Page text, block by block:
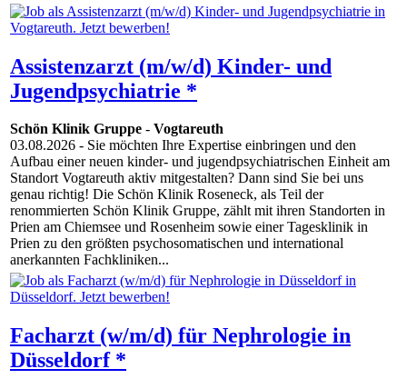
Assistenzarzt (m/w/d) Kinder- und
Jugendpsychiatrie *
Schön Klinik Gruppe - Vogtareuth
03.08.2026 - Sie möchten Ihre Expertise einbringen und den
Aufbau einer neuen kinder- und jugendpsychiatrischen Einheit am
Standort Vogtareuth aktiv mitgestalten? Dann sind Sie bei uns
genau richtig! Die Schön Klinik Roseneck, als Teil der
renommierten Schön Klinik Gruppe, zählt mit ihren Standorten in
Prien am Chiemsee und Rosenheim sowie einer Tagesklinik in
Prien zu den größten psychosomatischen und international
anerkannten Fachkliniken...
Facharzt (w/m/d) für Nephrologie in
Düsseldorf *